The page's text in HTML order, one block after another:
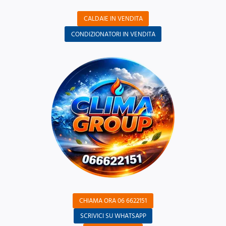
CALDAIE IN VENDITA
CONDIZIONATORI IN VENDITA
CHIAMA ORA 06 6622151
SCRIVICI SU WHATSAPP